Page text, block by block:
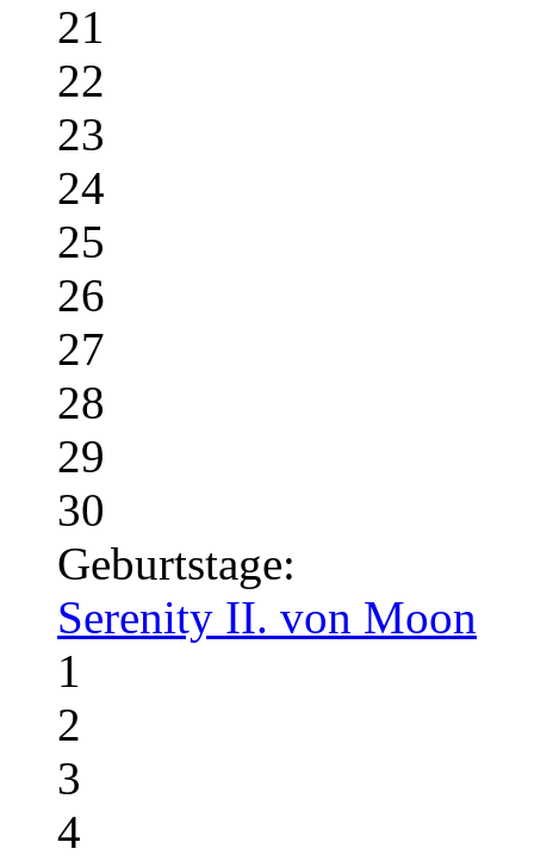
21
22
23
24
25
26
27
28
29
30
Geburtstage:
Serenity II. von Moon
1
2
3
4